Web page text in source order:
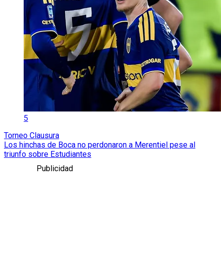
5
Torneo Clausura
Los hinchas de Boca no perdonaron a Merentiel pese al
triunfo sobre Estudiantes
Publicidad